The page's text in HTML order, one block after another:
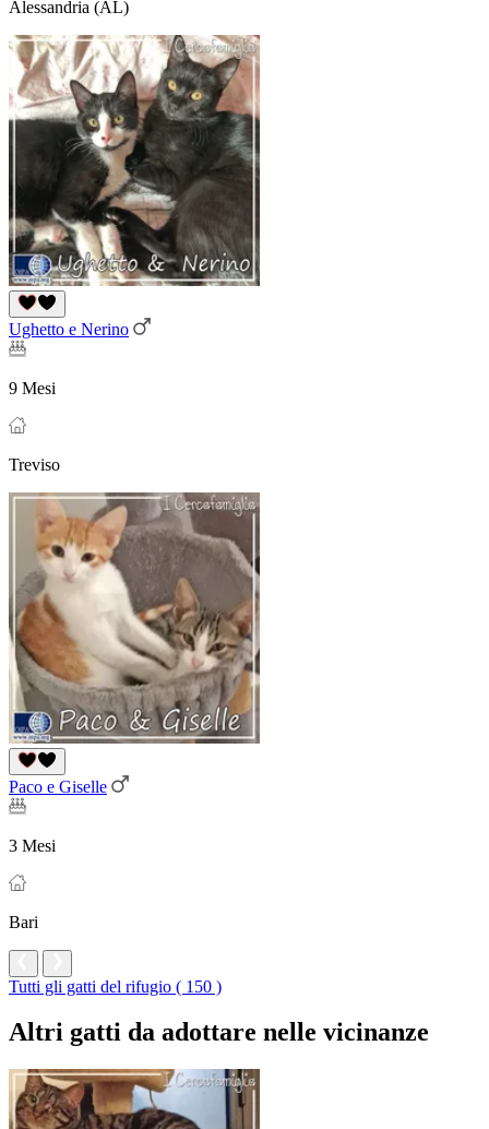
Alessandria (AL)
Ughetto e Nerino
9 Mesi
Treviso
Paco e Giselle
3 Mesi
Bari
Tutti gli gatti del rifugio ( 150 )
Altri gatti da adottare nelle vicinanze